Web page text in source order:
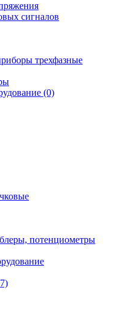
сигналов
трехфазные
(0)
потенциометры